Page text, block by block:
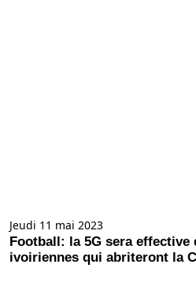
Jeudi 11 mai 2023
Football: la 5G sera effective
ivoiriennes qui abriteront la